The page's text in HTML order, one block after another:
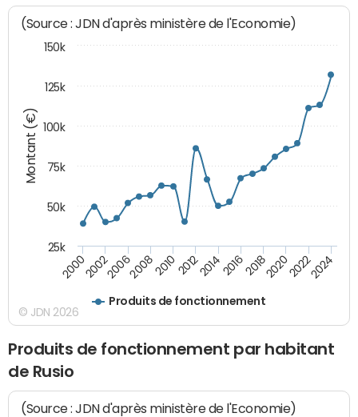
Montant (€)
(Source : JDN d'après ministère de l'Economie)
Produits de fonctionnement
200020022006200820102012201420162018202020222024
25k
50k
75k
100k
125k
150k
© JDN 2026
Produits de fonctionnement par habitant
de Rusio
(Source : JDN d'après ministère de l'Economie)